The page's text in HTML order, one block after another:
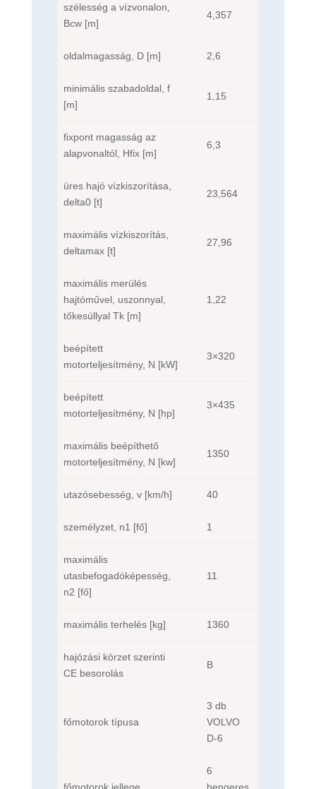
szélesség a vízvonalon,
Bcw [m]
4,357
oldalmagasság, D [m] 2,6
minimális szabadoldal, f
[m]
1,15
fixpont magasság az
alapvonaltól, Hfix [m]
6,3
üres hajó vízkiszorítása,
delta0 [t]
23,564
maximális vízkiszorítás,
deltamax [t]
27,96
maximális merülés
hajtóművel, uszonnyal,
tőkesúllyal Tk [m]
1,22
beépített
motorteljesítmény, N [kW]
3×320
beépített
motorteljesítmény, N [hp]
3×435
maximális beépíthető
motorteljesítmény, N [kw]
1350
utazósebesség, v [km/h] 40
személyzet, n1 [fő] 1
maximális
utasbefogadóképesség,
n2 [fő]
11
maximális terhelés [kg] 1360
hajózási körzet szerinti
CE besorolás
B
főmotorok típusa
3 db
VOLVO
D-6
6